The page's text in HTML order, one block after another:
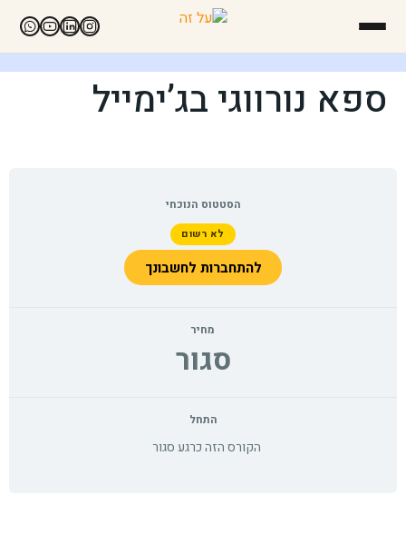
ספא נורווגי בג’ימייל
הסטטוס הנוכחי
לא רשום
להתחברות לחשבונך
מחיר
סגור
התחל
הקורס הזה כרגע סגור